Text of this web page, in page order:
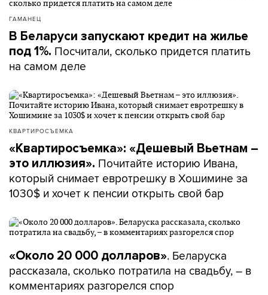
ГАМАНЕЦ
В Беларуси запускают кредит на жилье
под 1%. Посчитали, сколько придется платить
на самом деле
КВАРТИРОСЪЕМКА
«Квартиросъемка»: «Дешевый Вьетнам –
это иллюзия». Почитайте историю Ивана,
который снимает евротрешку в Хошимине за
1030$ и хочет к пенсии открыть свой бар
«Около 20 000 долларов». Беларуска
рассказала, сколько потратила на свадьбу, – в
комментариях разгорелся спор